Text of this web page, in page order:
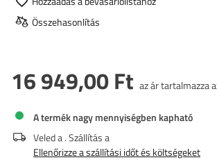
Összehasonlítás
16 949,00 Ft az ár tartalmazza
A termék nagy mennyiségben kapható
Veled a. Szállítás a
Ellenőrizze a szállítási időt és költségeket